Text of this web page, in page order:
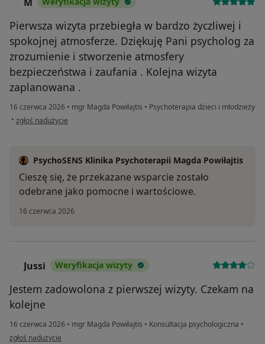
Pierwsza wizyta przebiegła w bardzo życzliwej i
spokojnej atmosferze. Dziękuję Pani psycholog za
zrozumienie i stworzenie atmosfery
bezpieczeństwa i zaufania . Kolejna wizyta
zaplanowana .
16 czerwca 2026 • mgr Magda Powiłajtis • Psychoterapia dzieci i młodzieży
• w opinii użytkownika M
zgłoś nadużycie
PsychoSENS Klinika Psychoterapii Magda Powiłajtis
Cieszę się, że przekazane wsparcie zostało
odebrane jako pomocne i wartościowe.
16 czerwca 2026
Jussi Weryfikacja wizyty
Jestem zadowolona z pierwszej wizyty. Czekam na
kolejne
16 czerwca 2026 • mgr Magda Powiłajtis • Konsultacja psychologiczna •
w opinii użytkownika Jussi
zgłoś nadużycie